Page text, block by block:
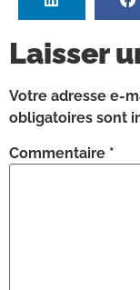
Laisser
Votre adresse e-
obligatoires sont
Commentaire *